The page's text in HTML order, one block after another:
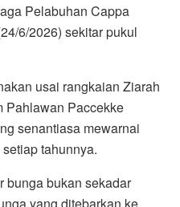
Pelabuhan Cappa
6/2026) sekitar pukul
usai rangkaian Ziarah
Pahlawan Paccekke
senantiasa mewarnai
tahunnya.
bunga bukan sekadar
yang ditebarkan ke